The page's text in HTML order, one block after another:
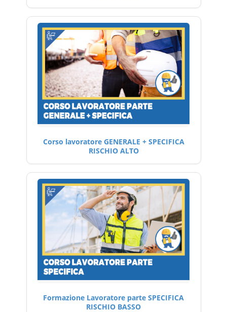
Corso lavoratore GENERALE + SPECIFICA
RISCHIO ALTO
Formazione Lavoratore parte SPECIFICA
RISCHIO BASSO